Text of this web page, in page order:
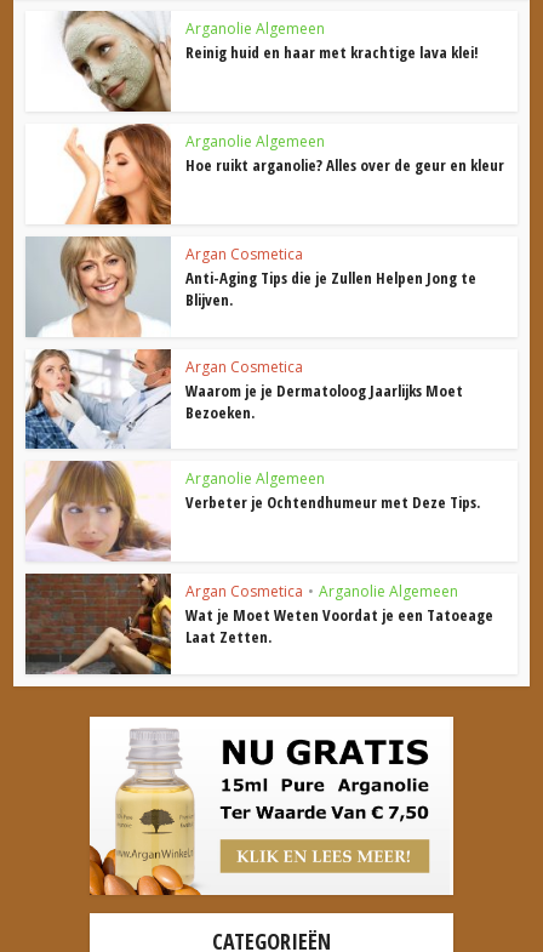
Arganolie Algemeen
Reinig huid en haar met krachtige lava klei!
Arganolie Algemeen
Hoe ruikt arganolie? Alles over de geur en kleur
Argan Cosmetica
Anti-Aging Tips die je Zullen Helpen Jong te
Blijven.
Argan Cosmetica
Waarom je je Dermatoloog Jaarlijks Moet
Bezoeken.
Arganolie Algemeen
Verbeter je Ochtendhumeur met Deze Tips.
Argan Cosmetica • Arganolie Algemeen
Wat je Moet Weten Voordat je een Tatoeage
Laat Zetten.
CATEGORIEËN